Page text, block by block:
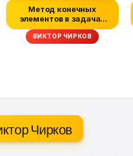
Метод конечных
элементов в задачах
сопротивления м...
ВИКТОР ЧИРКОВ
Чирков